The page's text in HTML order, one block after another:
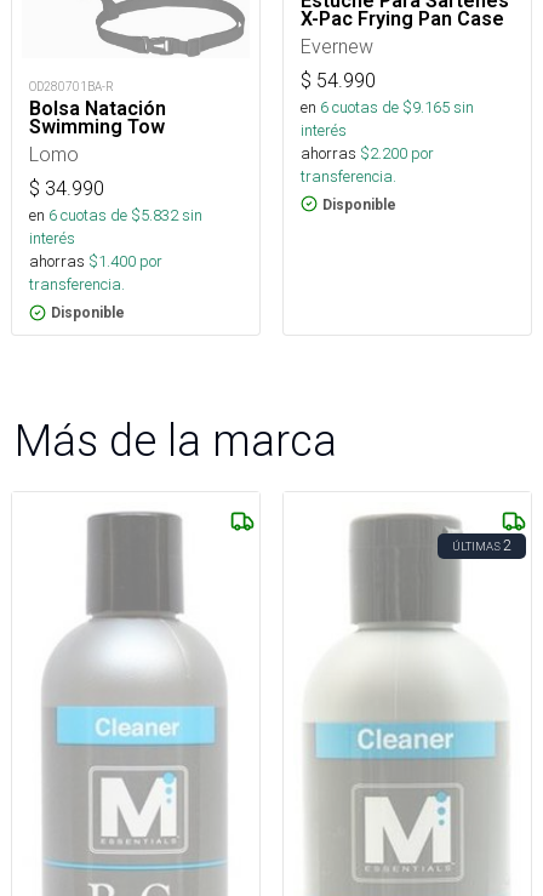
OD280701BA-R
Bolsa Natación
Swimming Tow
Lomo
$ 34.990
en 6cuotas de $5.832sin
interés
ahorras $1.400 por
transferencia.
Disponible
X-Pac Frying Pan Case
Evernew
$ 54.990
en 6cuotas de $9.165sin
interés
ahorras $2.200 por
transferencia.
Disponible
Más de la marca
ÚLTIMAS2